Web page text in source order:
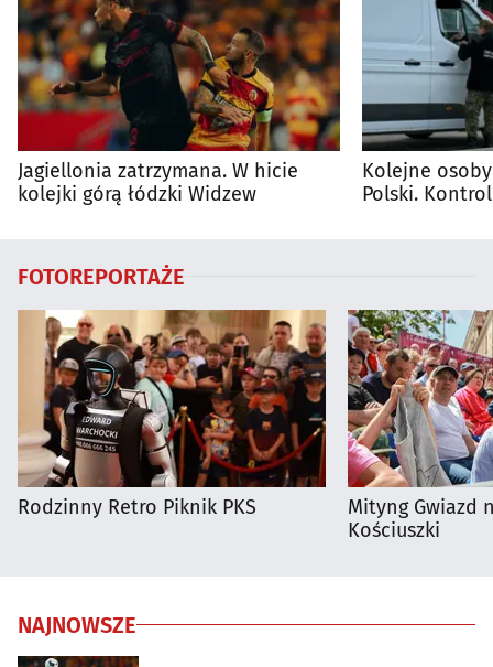
Jagiellonia zatrzymana. W hicie
kolejki górą łódzki Widzew
Kolejne
Polski.
FOTOREPORTAŻE
Rodzinny Retro Piknik PKS
Mityng Gwiazd
Kościuszki
NAJNOWSZE